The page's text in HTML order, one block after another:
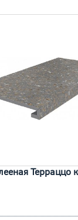
Терраццо